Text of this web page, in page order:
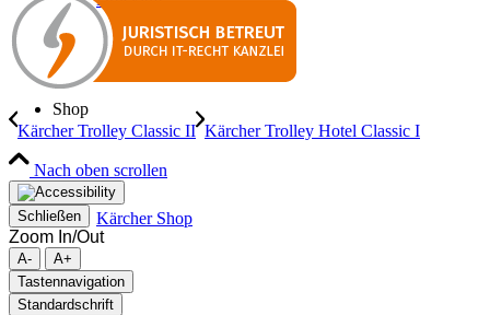
Shop
Kärcher Shop
Kärcher Trolley Classic II Kärcher Trolley Hotel Classic I
Nach oben scrollen
Schließen
Zoom In/Out
A-
A+
Tastennavigation
Standardschrift